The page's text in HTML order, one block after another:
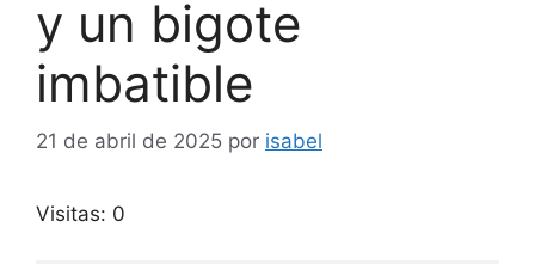
y un bigote
imbatible
21 de abril de 2025 por isabel
Visitas: 0